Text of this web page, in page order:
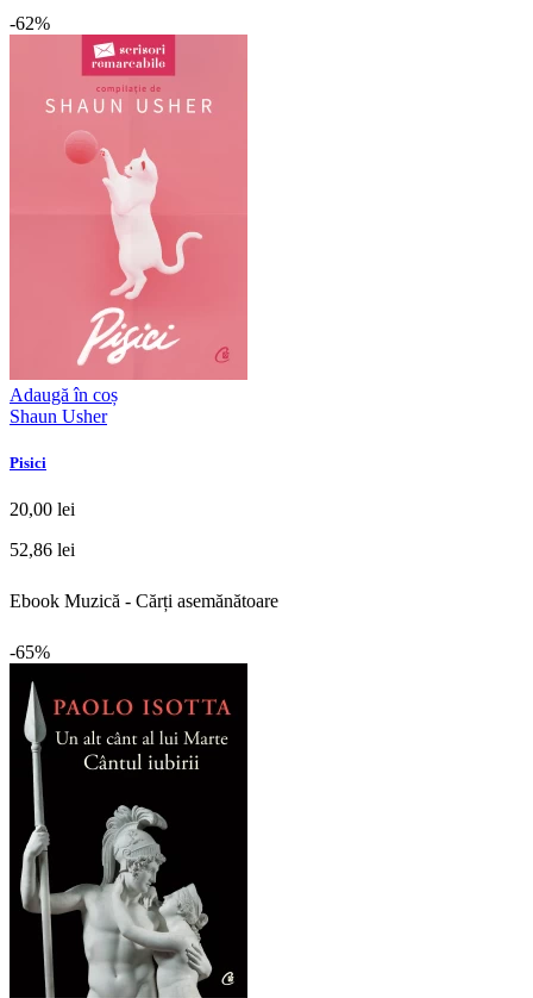
-62%
Adaugă în coș
Shaun Usher
Pisici
20,00 lei
52,86 lei
Ebook Muzică - Cărți asemănătoare
-65%